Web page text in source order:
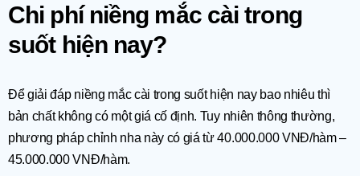
Chi phí niềng mắc cài trong
suốt hiện nay?
Để giải đáp niềng mắc cài trong suốt hiện nay bao nhiêu thì
bản chất không có một giá cố định. Tuy nhiên thông thường,
phương pháp chỉnh nha này có giá từ 40.000.000 VNĐ/hàm –
45.000.000 VNĐ/hàm.